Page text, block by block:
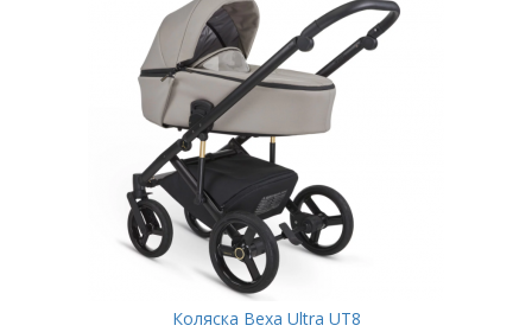
Коляска Bexa Ultra UT8